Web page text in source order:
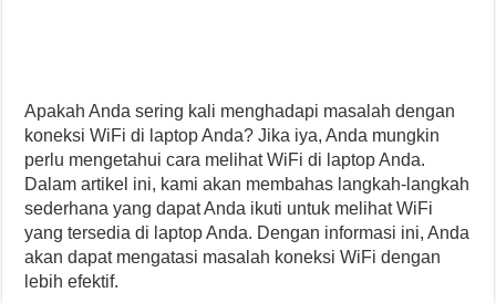
Apakah Anda sering kali menghadapi masalah dengan
koneksi WiFi di laptop Anda? Jika iya, Anda mungkin
perlu mengetahui cara melihat WiFi di laptop Anda.
Dalam artikel ini, kami akan membahas langkah-langkah
sederhana yang dapat Anda ikuti untuk melihat WiFi
yang tersedia di laptop Anda. Dengan informasi ini, Anda
akan dapat mengatasi masalah koneksi WiFi dengan
lebih efektif.